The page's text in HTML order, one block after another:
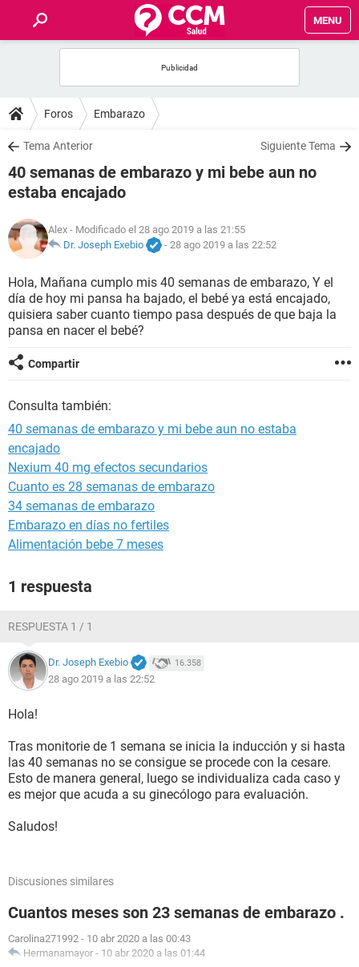
MENU
FOROS
SALUD
FAMILIA
NUTRICIÓN
SEXUALIDAD
Foros Embarazo
Tema Anterior Siguiente Tema
40 semanas de embarazo y mi bebe aun no
estaba encajado
Alex - Modificado el 28 ago 2019 a las 21:55
Dr. Joseph Exebio
- 28 ago 2019 a las 22:52
Hola, Mañana cumplo mis 40 semanas de embarazo, Y el
día de hoy mi pansa ha bajado, el bebé ya está encajado,
quisiera saber cuanto tiempo pasa después de que baja la
pansa en nacer el bebé?
Compartir
Consulta también:
40 semanas de embarazo y mi bebe aun no estaba
encajado
Nexium 40 mg efectos secundarios
Cuanto es 28 semanas de embarazo
34 semanas de embarazo
Embarazo en días no fertiles
Alimentación bebe 7 meses
1 respuesta
RESPUESTA 1 / 1
Dr. Joseph Exebio 16.358
28 ago 2019 a las 22:52
Hola!
Tras monitorie de 1 semana se inicia la inducción y si hasta
las 40 semanas no se consigue se procede con la cesare.
Esto de manera general, luego se individualiza cada caso y
es mejor que acuda a su ginecólogo para evaluación.
Saludos!
Discusiones similares
Cuantos meses son 23 semanas de embarazo .
Carolina271992 - 10 abr 2020 a las 00:43
Hermanamayor - 10 abr 2020 a las 01:44